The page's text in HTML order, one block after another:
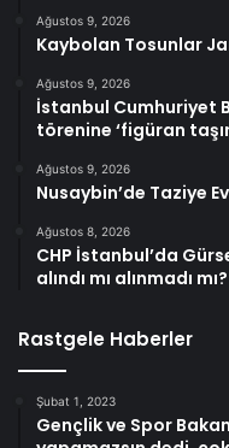
Ağustos 9, 2026
Kaybolan Tosunlar
Ağustos 9, 2026
İstanbul Cumhuriyet
törenine ‘figüran
Ağustos 9, 2026
Nusaybin’de Taziye
Ağustos 8, 2026
CHP İstanbul’da
alındı mı alınmadı mı?
Rastgele Haberler
Şubat 1, 2023
Gençlik ve Spor